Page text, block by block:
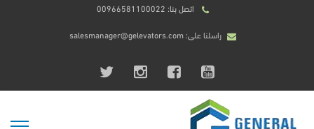
اتصل بنا: 00966581100022
راسلنا على: salesmanager@gelevators.com